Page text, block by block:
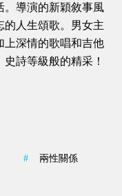
。導演的新穎敘事風
的人生頌歌。男女主
上深情的歌唱和吉他
詩等級般的精采！
# 兩性關係